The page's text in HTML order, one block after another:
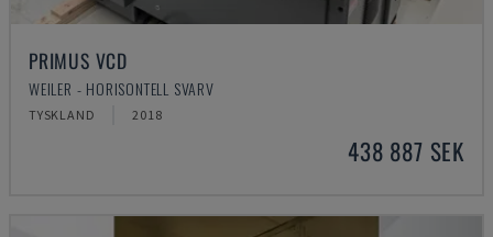
PRIMUS VCD
WEILER - HORISONTELL SVARV
TYSKLAND 2018
438 887 SEK